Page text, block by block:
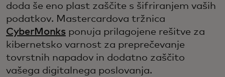
doda še eno plast zaščite s šifriranjem vaših
podatkov. Mastercardova tržnica
CyberMonksponuja prilagojene rešitve za
kibernetsko varnost za preprečevanje
tovrstnih napadov in dodatno zaščito
vašega digitalnega poslovanja.